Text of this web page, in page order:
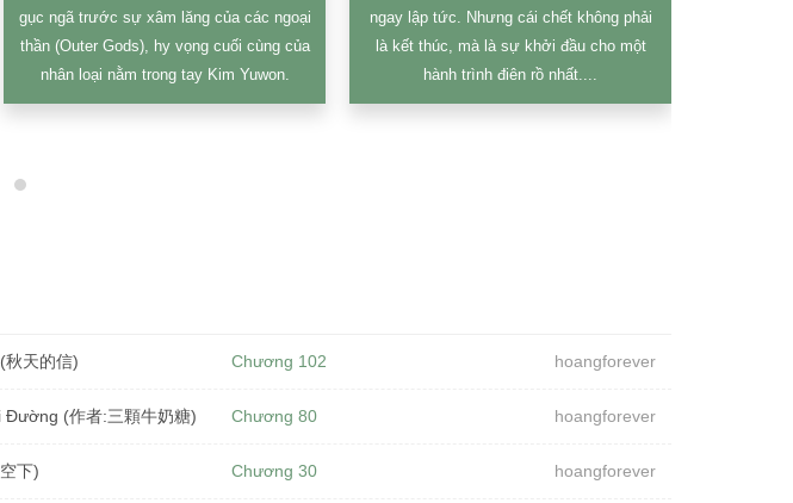
gục ngã trước sự xâm lăng của các ngoại
thần (Outer Gods), hy vọng cuối cùng của
nhân loại nằm trong tay Kim Yuwon.
ngay lập tức. Nhưng cái chết không phải
là kết thúc, mà là sự khởi đầu cho một
hành trình điên rồ nhất....
天的信) Chương 102 hoangforever
Đường (作者:三顆牛奶糖) Chương 80 hoangforever
下) Chương 30 hoangforever